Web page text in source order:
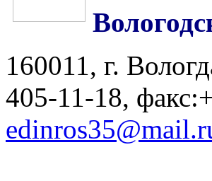
160011, г.
405-11-18,